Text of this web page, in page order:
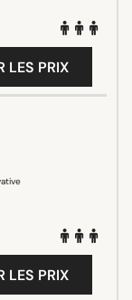
LES PRIX
LES PRIX